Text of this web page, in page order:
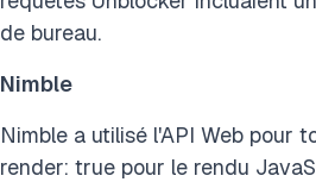
de bureau.
Nimble
Nimble a utilisé l'API Web pour
render: true pour le rendu